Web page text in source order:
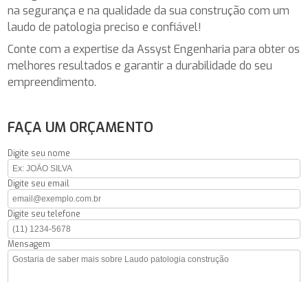
na segurança e na qualidade da sua construção com um
laudo de patologia preciso e confiável!
Conte com a expertise da Assyst Engenharia para obter os
melhores resultados e garantir a durabilidade do seu
empreendimento.
FAÇA UM ORÇAMENTO
Digite seu nome
Digite seu email
Digite seu telefone
Mensagem